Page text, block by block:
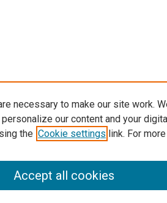
necessary to make our site work.
our content and your
the Cookie settings link. For
Accept all cookies